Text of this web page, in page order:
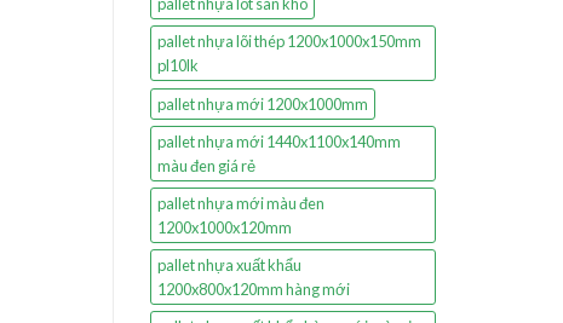
pallet nhựa lõi thép 1200x1000x150mm
pl10lk
pallet nhựa mới 1200x1000mm
pallet nhựa mới 1440x1100x140mm
màu đen giá rẻ
pallet nhựa mới màu đen
1200x1000x120mm
pallet nhựa xuất khẩu
1200x800x120mm hàng mới